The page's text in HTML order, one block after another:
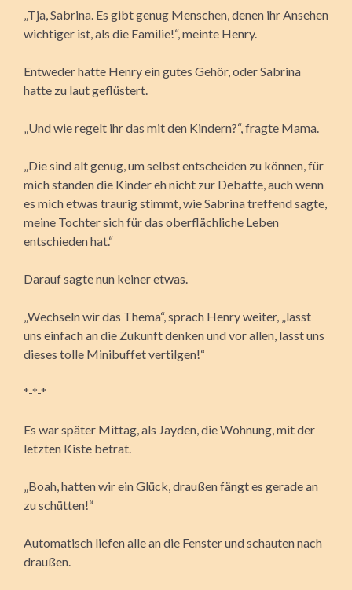
„Tja, Sabrina. Es gibt genug Menschen, denen ihr Ansehen
wichtiger ist, als die Familie!“, meinte Henry.
Entweder hatte Henry ein gutes Gehör, oder Sabrina
hatte zu laut geflüstert.
„Und wie regelt ihr das mit den Kindern?“, fragte Mama.
„Die sind alt genug, um selbst entscheiden zu können, für
mich standen die Kinder eh nicht zur Debatte, auch wenn
es mich etwas traurig stimmt, wie Sabrina treffend sagte,
meine Tochter sich für das oberflächliche Leben
entschieden hat.“
Darauf sagte nun keiner etwas.
„Wechseln wir das Thema“, sprach Henry weiter, „lasst
uns einfach an die Zukunft denken und vor allen, lasst uns
dieses tolle Minibuffet vertilgen!“
*-*-*
Es war später Mittag, als Jayden, die Wohnung, mit der
letzten Kiste betrat.
„Boah, hatten wir ein Glück, draußen fängt es gerade an
zu schütten!“
Automatisch liefen alle an die Fenster und schauten nach
draußen.